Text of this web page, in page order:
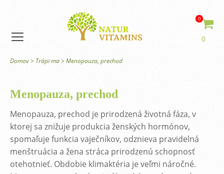
0
0
Domov> Trápi ma> Menopauza, prechod
Menopauza, prechod
Menopauza, prechod je prirodzená životná fáza, v
ktorej sa znižuje produkcia ženských hormónov,
spomaľuje funkcia vaječníkov, odznieva pravidelná
menštruácia a žena stráca prirodzenú schopnosť
otehotnieť. Obdobie klimaktéria je veľmi náročné.